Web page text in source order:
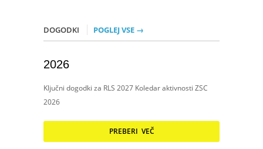
DOGODKI POGLEJ VSE →
2026
Ključni dogodki za RLS 2027 Koledar aktivnosti ZSC
2026
PREBERI VEČ